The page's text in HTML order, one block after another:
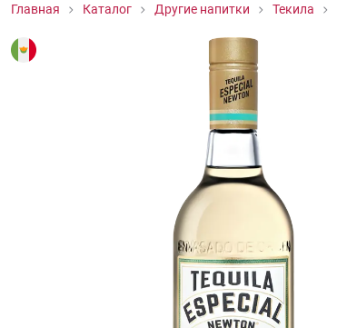
Главная Каталог Другие напитки Текила